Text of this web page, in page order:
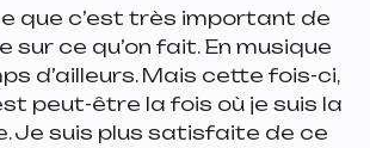
que c’est très important de
ce qu’on fait. En musique
d’ailleurs. Mais cette fois-ci,
peut-être la fois où je suis la
Je suis plus satisfaite de ce